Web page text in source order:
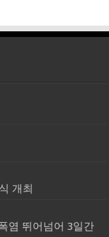
개최
염 뛰어넘어 3일간